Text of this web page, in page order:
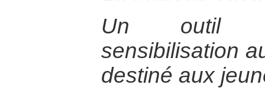
Un outil
sensibilisation
destiné aux